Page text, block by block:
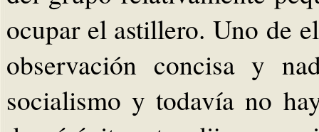
ocupar el astillero. Uno de
observación concisa y
socialismo y todavía no